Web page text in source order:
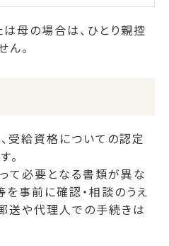
母の場合は、ひとり親控
ん。
受給資格についての認定
。
て必要となる書類が異な
を事前に確認・相談のうえ
送や代理人での手続きは